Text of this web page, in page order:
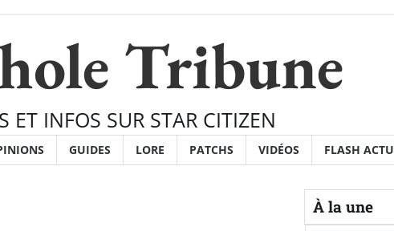
Tribune
ET INFOS SUR STAR CITIZEN
GUIDES LORE PATCHS VIDÉOS FLASH ACTU
À la une